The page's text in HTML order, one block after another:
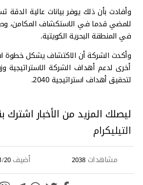
وأفادت بأن ذلك يوفر بيانات عالية الدقة
للمضي قدما في الاستكشاف المكامن،
في المنطقة البحرية الكويتية.
وأكدت الشركة أن الاكتشاف يشكل خطوة
أخرى لدعم أهداف الشركة الاستراتيجية
لتحقيق أهداف استراتيجية 2040.
ليصلك المزيد من الأخبار اشترك
التيليكرام
مشاهدات 2038 أضيفPM